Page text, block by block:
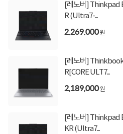
[레노버] Thinkpad
R (Ultra7-...
2,269,000원
[레노버] Thinkbook
R[CORE ULT7...
2,189,000원
[레노버] Thinkpad
KR (Ultra7...
결제혜택 무이자무이자
적립금 2,800원 적립
배송정보 업체직배송
(제주,도서/산간 지